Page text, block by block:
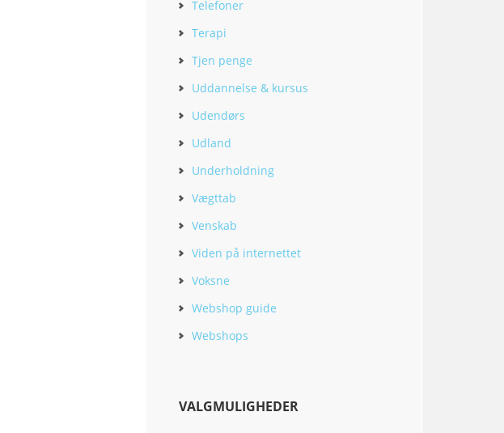
Telefoner
Terapi
Tjen penge
Uddannelse & kursus
Udendørs
Udland
Underholdning
Vægttab
Venskab
Viden på internettet
Voksne
Webshop guide
Webshops
VALGMULIGHEDER